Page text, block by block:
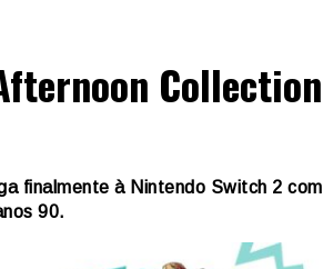
Collection
finalmente à Nintendo Switch 2 com
90.